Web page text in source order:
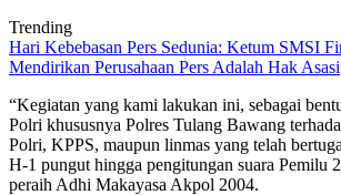
Trending
Hari Kebebasan Pers Sedunia: Ketum SMSI
Mendirikan Perusahaan Pers Adalah Hak Asasi
“Kegiatan yang kami lakukan ini, sebagai
Polri khususnya Polres Tulang Bawang
Polri, KPPS, maupun linmas yang telah
H-1 pungut hingga pengitungan suara Pemilu
peraih Adhi Makayasa Akpol 2004.